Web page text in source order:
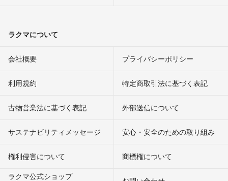
ラクマについて
会社概要 プライバシーポリシー
利用規約 特定商取引法に基づく表記
古物営業法に基づく表記 外部送信について
サステナビリティメッセージ 安心・安全のための取り組み
権利侵害について
商標権について
ラクマ公式ショップ